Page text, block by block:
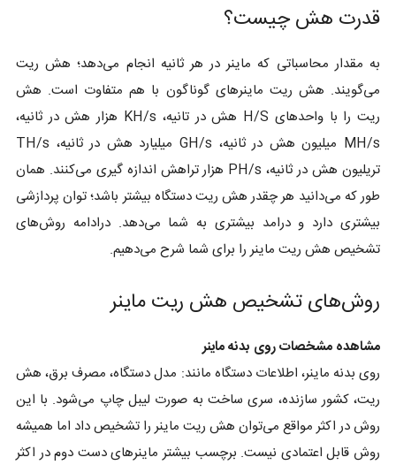
قدرت هش چیست؟
به مقدار محاسباتی که ماینر در هر ثانیه انجام می‌دهد؛ هش ریت
می‌گویند. هش ریت ماینرهای گوناگون با هم متفاوت است. هش
ریت را با واحدهای H/S هش در تانیه، KH/s هزار هش در ثانیه،
MH/s میلیون هش در ثانیه، GH/s میلیارد هش در ثانیه، TH/s
تریلیون هش در ثانیه، PH/s هزار تراهش اندازه گیری می‌کنند. همان
طور که می‌دانید هر چقدر هش ریت دستگاه بیشتر باشد؛ توان پردازشی
بیشتری دارد و درامد بیشتری به شما می‌دهد. درادامه روش‌های
تشخیص هش ریت ماینر را برای شما شرح می‌دهیم.
روش‌های تشخیص هش ریت ماینر
مشاهده مشخصات روی بدنه ماینر
روی بدنه ماینر، اطلاعات دستگاه مانند: مدل دستگاه، مصرف برق، هش
ریت، کشور سازنده، سری ساخت به صورت لیبل چاپ می‌شود. با این
روش در اکثر مواقع می‌توان هش ریت ماینر را تشخیص داد اما همیشه
روش قابل اعتمادی نیست. برچسب بیشتر ماینرهای دست دوم در اکثر